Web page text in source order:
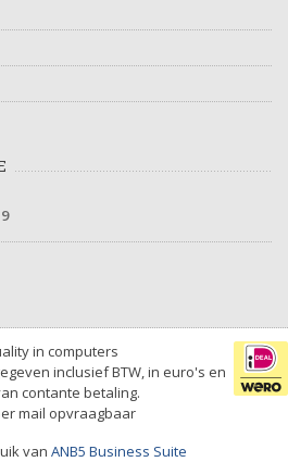
in computers
inclusief BTW, in euro's en
contante betaling.
mail opvraagbaar
van ANB5 Business Suite